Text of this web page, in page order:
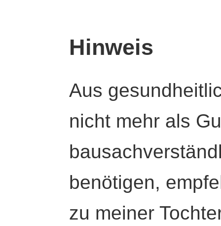
Hinweis
Aus
nicht mehr als
benötigen,
zu meiner